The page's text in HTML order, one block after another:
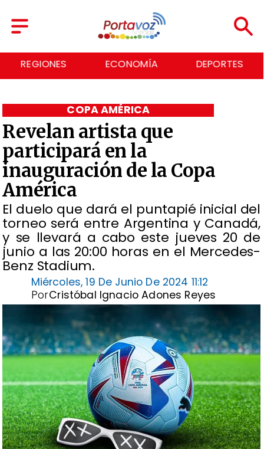
REGIONES ECONOMÍA DEPORTES
Revelan artista que
participará en la
inauguración de la Copa
América
El duelo que dará el puntapié inicial del
torneo será entre Argentina y Canadá,
y se llevará a cabo este jueves 20 de
junio a las 20:00 horas en el Mercedes-
Benz Stadium.
COPA AMÉRICA
Miércoles, 19 De Junio De 2024 11:12
Cristóbal Ignacio Adones Reyes
Por